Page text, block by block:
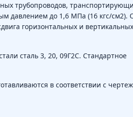
трубопроводов,
давлением до 1,6 МПа (16 кгс/см2).
горизонтальных и вертикальных
сталь 3, 20, 09Г2С. Стандартное
в соответствии с